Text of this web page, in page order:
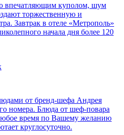
впечатляющим куполом, шум
торжественную и
Завтрак в отеле «Метрополь»
начала дня более 120
от бренд-шефа Андрея
номера. Блюда от шеф-повара
время по Вашему желанию
круглосуточно.